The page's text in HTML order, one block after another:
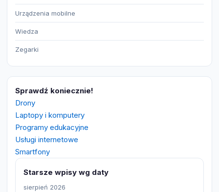
Urządzenia mobilne
Wiedza
Zegarki
Sprawdź koniecznie!
Drony
Laptopy i komputery
Programy edukacyjne
Usługi internetowe
Smartfony
Starsze wpisy wg daty
sierpień 2026